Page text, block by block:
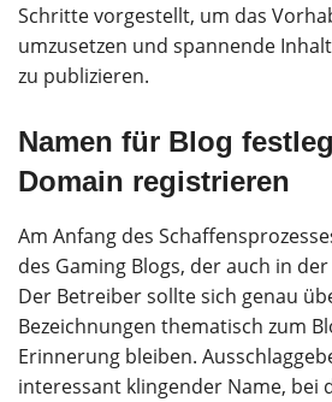
Schritte vorgestellt, um das
umzusetzen und spannende
zu publizieren.
Namen für Blog
Domain registrieren
Am Anfang des
des Gaming Blogs, der auch in
Der Betreiber sollte sich genau
Bezeichnungen thematisch zum
Erinnerung bleiben.
interessant klingender Name, bei